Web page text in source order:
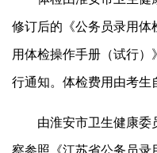
修订后的《公务员录用体
用体检操作手册（试行
行通知。体检费用由考生
由淮安市卫生健康委